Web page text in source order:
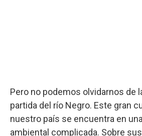
Pero no podemos olvidarnos de
partida del río Negro. Este gran
nuestro país se encuentra en
ambiental complicada. Sobre